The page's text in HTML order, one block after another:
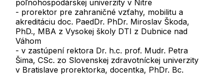
poľnohospodárskej univerzity v Nitre
- prorektor pre zahraničné vzťahy, mobilitu a
akreditáciu doc. PaedDr. PhDr. Miroslav Škoda,
PhD., MBA z Vysokej školy DTI z Dubnice nad
Váhom
- v zastúpení rektora Dr. h.c. prof. Mudr. Petra
Šima, CSc. zo Slovenskej zdravotníckej univerzity
v Bratislave prorektorka, docentka, PhDr. Bc.